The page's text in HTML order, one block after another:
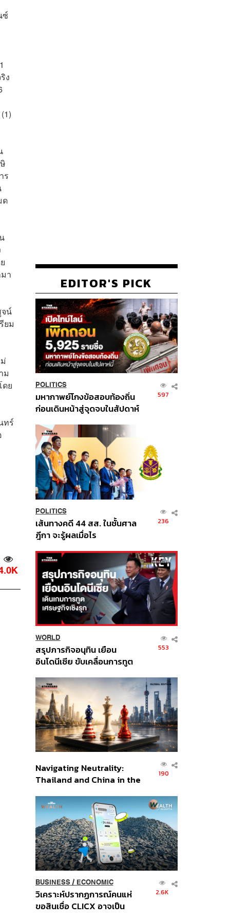
ซ์
ง
ร
ด
า
น์
ยม
ม
ย
ทร์
EDITOR'S PICK
POLITICS
มหากาพย์โกงข้อสอบท้องถิ่น
ก่อนเดินหน้าสู่จุดจบในสัปดาห์
597
POLITICS
เส้นทางคดี 44 สส. ในชั้นศาล
ฎีกา จะรู้ผลเมื่อไร
236
WORLD
สรุปภารกิจอนุทิน เยือน
อินโดนีเซีย ขับเคลื่อนการทูต
ส่วนยุทธศาสตร์ไทย –
อินโดนีเซีย
553
Navigating Neutrality:
Thailand and China in the
Order
190
BUSINESS/ ECONOMIC
วิเคราะห์ปรากฏการณ์คนแห่
ขอสินเชื่อ CLICX อาจเป็น
2.6K